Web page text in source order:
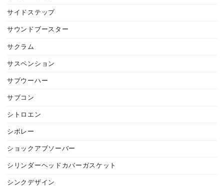
サイドステップ
サウンドブースター
サクラム
サスペンション
サブウーハー
サブコン
シトロエン
シボレー
ショックアブソーバー
シリンダーヘッドカバーガスケット
シンクデザイン